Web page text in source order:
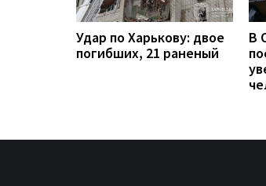
Удар по Харькову: двое
погибших, 21 раненый
В